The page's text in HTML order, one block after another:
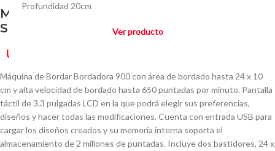
Profundidad 20cm
Ver producto
Máquina de Bordar Bordadora 900
Sunsure
U$S
Máquina de Bordar Bordadora 900 con área de bordado hasta 24 x 10
cm y alta velocidad de bordado hasta 650 puntadas por minuto. Pantalla
táctil de 3.3 pulgadas LCD en la que podrá elegir sus preferencias,
diseños y hacer todas las modificaciones. Cuenta con entrada USB para
cargar los diseños creados y su memoria interna soporta el
almacenamiento de 2 millones de puntadas. Incluye dos bastidores, 24 x